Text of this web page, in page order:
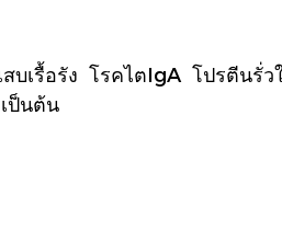
บเรื้อรัง โรคไตIgA โปรตีนรั่
ป็นต้น